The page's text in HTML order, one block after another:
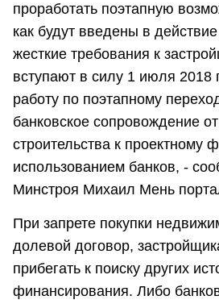
проработать поэтапную
как будут введены в
жесткие требования к
вступают в силу 1 июля 2018
работу по поэтапному
банковское сопровождение
строительства к проектному
использованием банков, -
Минстроя Михаил Мень
При запрете покупки
долевой договор,
прибегать к поиску других
финансирования. Либо